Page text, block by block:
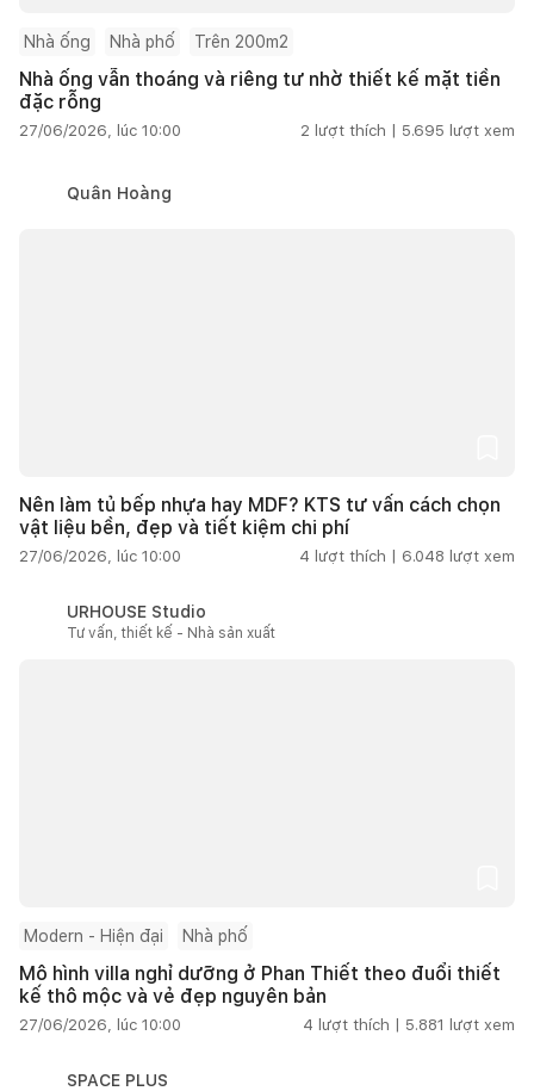
Nhà ống Nhà phố Trên 200m2
Nhà ống vẫn thoáng và riêng tư nhờ thiết kế mặt tiền
đặc rỗng
27/06/2026, lúc 10:00 2 lượt thích | 5.695 lượt xem
Quân Hoàng
Nên làm tủ bếp nhựa hay MDF? KTS tư vấn cách chọn
vật liệu bền, đẹp và tiết kiệm chi phí
27/06/2026, lúc 10:00 4 lượt thích | 6.048 lượt xem
URHOUSE Studio
Tư vấn, thiết kế - Nhà sản xuất
Modern - Hiện đại Nhà phố
Mô hình villa nghỉ dưỡng ở Phan Thiết theo đuổi thiết
kế thô mộc và vẻ đẹp nguyên bản
27/06/2026, lúc 10:00 4 lượt thích | 5.881 lượt xem
SPACE PLUS